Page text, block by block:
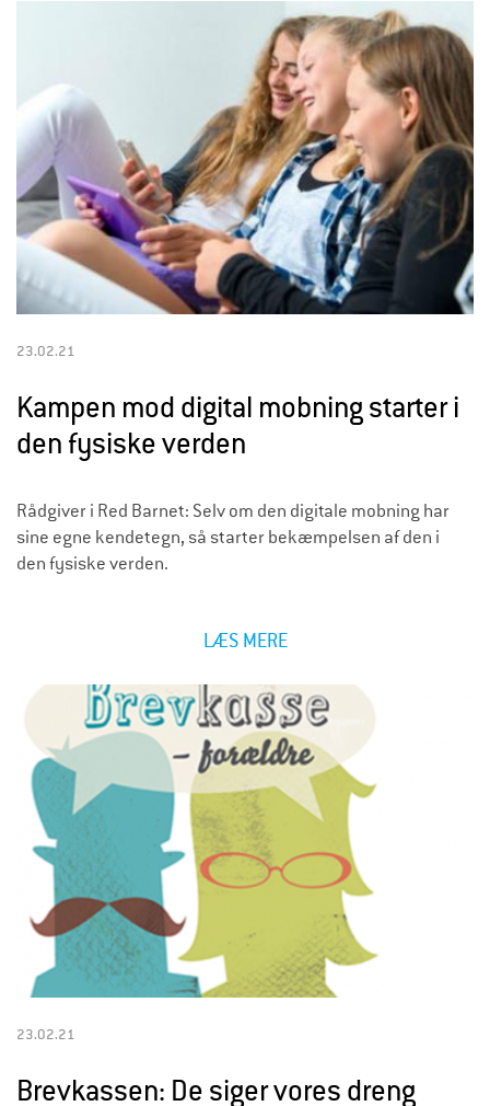
23.02.21
Kampen mod digital mobning starter i
den fysiske verden
Rådgiver i Red Barnet: Selv om den digitale mobning har
sine egne kendetegn, så starter bekæmpelsen af den i
den fysiske verden.
LÆS MERE
23.02.21
Brevkassen: De siger vores dreng